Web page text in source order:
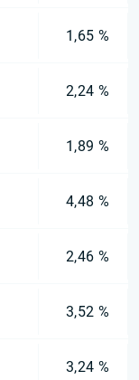
1,65 %
2,24 %
1,89 %
4,48 %
2,46 %
3,52 %
3,24 %